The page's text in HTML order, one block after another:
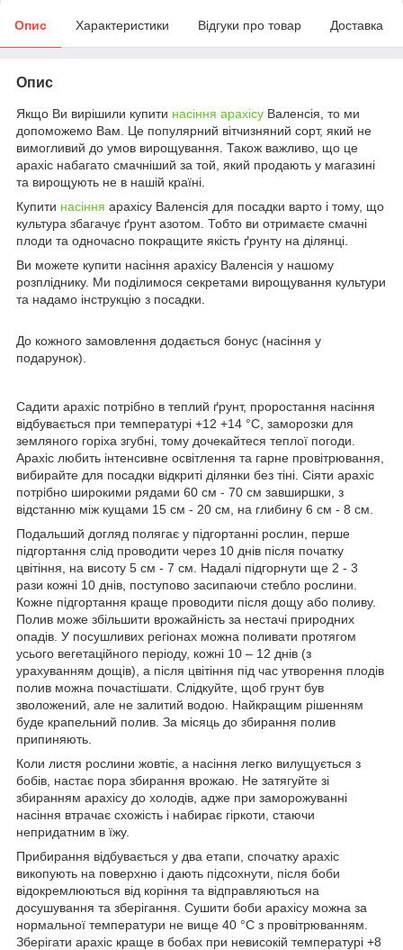
Опис Характеристики Відгуки про товар Доставка
Опис
Якщо Ви вирішили купити насіння арахісу Валенсія, то ми
допоможемо Вам. Це популярний вітчизняний сорт, який не
вимогливий до умов вирощування. Також важливо, що це
арахіс набагато смачніший за той, який продають у магазині
та вирощують не в нашій країні.
Купити насіння арахісу Валенсія для посадки варто і тому, що
культура збагачує ґрунт азотом. Тобто ви отримаєте смачні
плоди та одночасно покращите якість ґрунту на ділянці.
Ви можете купити насіння арахісу Валенсія у нашому
розпліднику. Ми поділимося секретами вирощування культури
та надамо інструкцію з посадки.
До кожного замовлення додається бонус (насіння у
подарунок).
Садити арахіс потрібно в теплий ґрунт, проростання насіння
відбувається при температурі +12 +14 °C, заморозки для
земляного горіха згубні, тому дочекайтеся теплої погоди.
Арахіс любить інтенсивне освітлення та гарне провітрювання,
вибирайте для посадки відкриті ділянки без тіні. Сіяти арахіс
потрібно широкими рядами 60 см - 70 см завширшки, з
відстанню між кущами 15 см - 20 см, на глибину 6 см - 8 см.
Подальший догляд полягає у підгортанні рослин, перше
підгортання слід проводити через 10 днів після початку
цвітіння, на висоту 5 см - 7 см. Надалі підгорнути ще 2 - 3
рази кожні 10 днів, поступово засипаючи стебло рослини.
Кожне підгортання краще проводити після дощу або поливу.
Полив може збільшити врожайність за нестачі природних
опадів. У посушливих регіонах можна поливати протягом
усього вегетаційного періоду, кожні 10 – 12 днів (з
урахуванням дощів), а після цвітіння під час утворення плодів
полив можна почастішати. Слідкуйте, щоб грунт був
зволожений, але не залитий водою. Найкращим рішенням
буде крапельний полив. За місяць до збирання полив
припиняють.
Коли листя рослини жовтіє, а насіння легко вилущується з
бобів, настає пора збирання врожаю. Не затягуйте зі
збиранням арахісу до холодів, адже при заморожуванні
насіння втрачає схожість і набирає гіркоти, стаючи
непридатним в їжу.
Прибирання відбувається у два етапи, спочатку арахіс
викопують на поверхню і дають підсохнути, після боби
відокремлюються від коріння та відправляються на
досушування та зберігання. Сушити боби арахісу можна за
нормальної температури не вище 40 °C з провітрюванням.
Зберігати арахіс краще в бобах при невисокій температурі +8